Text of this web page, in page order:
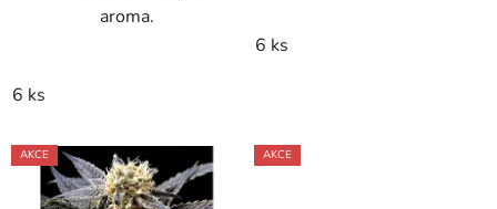
aroma.
6 ks
6 ks
AKCE AKCE